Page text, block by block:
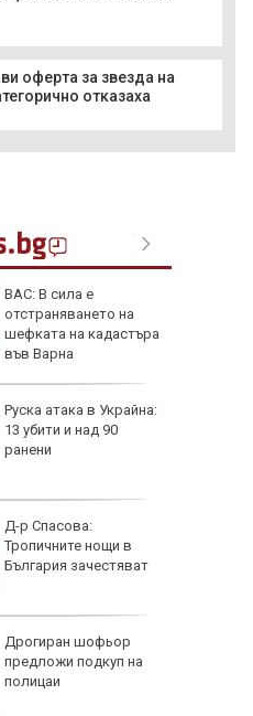
оферта за звезда на
отказаха
ВАС: В сила е
отстраняването на
шефката на кадастъра
във Варна
Руска атака в Украйна:
13 убити и над 90
ранени
Д-р Спасова:
Тропичните нощи в
България зачестяват
Дрогиран шофьор
предложи подкуп на
полицаи